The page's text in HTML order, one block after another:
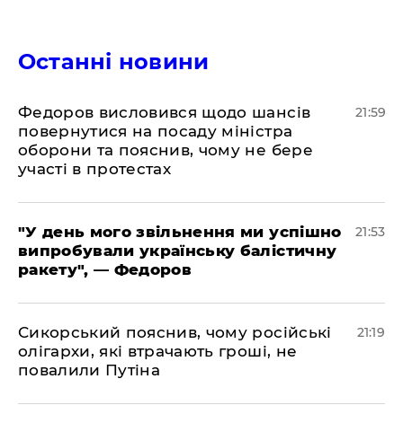
Останні новини
​Федоров висловився щодо шансів
повернутися на посаду міністра
оборони та пояснив, чому не бере
участі в протестах
21:59
​"У день мого звільнення ми успішно
випробували українську балістичну
ракету", — Федоров
21:53
​Сикорський пояснив, чому російські
олігархи, які втрачають гроші, не
повалили Путіна
21:19